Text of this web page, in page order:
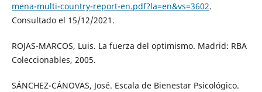
mena-multi-country-report-en.pdf?la=en&vs=3602.
Consultado el 15/12/2021.
ROJAS-MARCOS, Luis. La fuerza del optimismo. Madrid: RBA
Coleccionables, 2005.
SÁNCHEZ-CÁNOVAS, José. Escala de Bienestar Psicológico.